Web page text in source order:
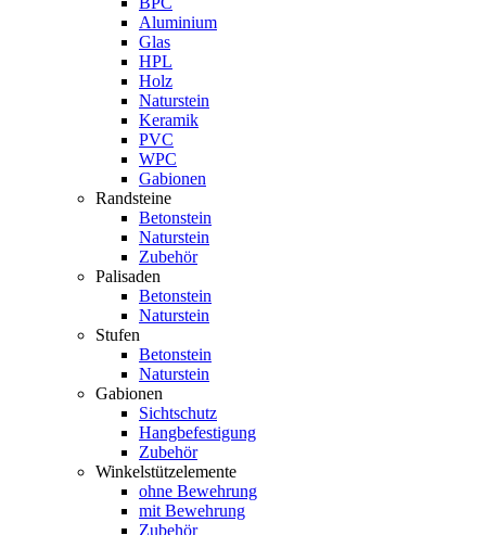
Aluminium
Glas
HPL
Holz
Naturstein
Keramik
PVC
WPC
Gabionen
Randsteine
Betonstein
Naturstein
Zubehör
Palisaden
Betonstein
Naturstein
Stufen
Betonstein
Naturstein
Gabionen
Sichtschutz
Hangbefestigung
Zubehör
Winkelstützelemente
ohne Bewehrung
mit Bewehrung
Zubehör